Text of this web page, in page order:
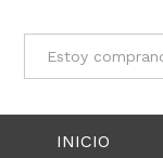
Todos
INICIO